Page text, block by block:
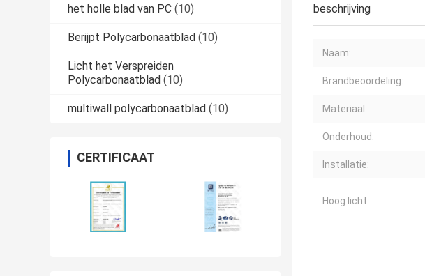
het holle blad van PC (10)
Berijpt Polycarbonaatblad (10)
Licht het Verspreiden
Polycarbonaatblad (10)
multiwall polycarbonaatblad (10)
CERTIFICAAT
beschrijving
Naam:
Brandbeoordeling:
Materiaal:
Onderhoud:
Installatie:
Hoog licht: